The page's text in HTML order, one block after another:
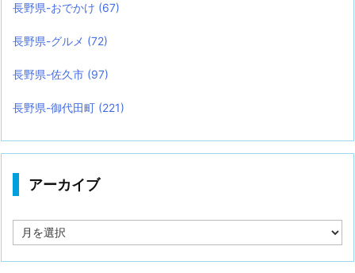
長野県-おでかけ (67)
長野県-グルメ (72)
長野県-佐久市 (97)
長野県-御代田町 (221)
アーカイブ
ー